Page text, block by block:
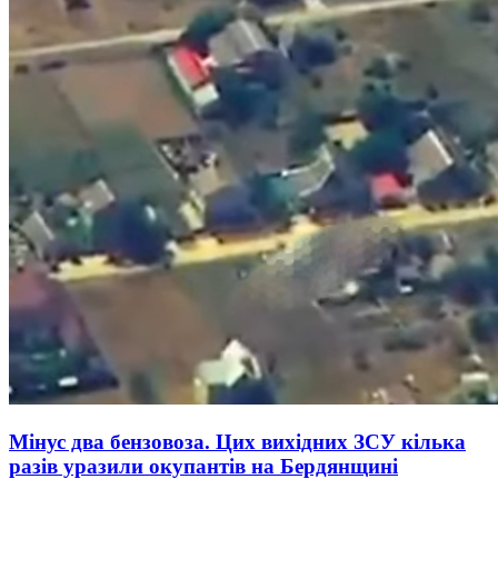
Мінус два бензовоза. Цих вихідних ЗСУ кілька
разів уразили окупантів на Бердянщині